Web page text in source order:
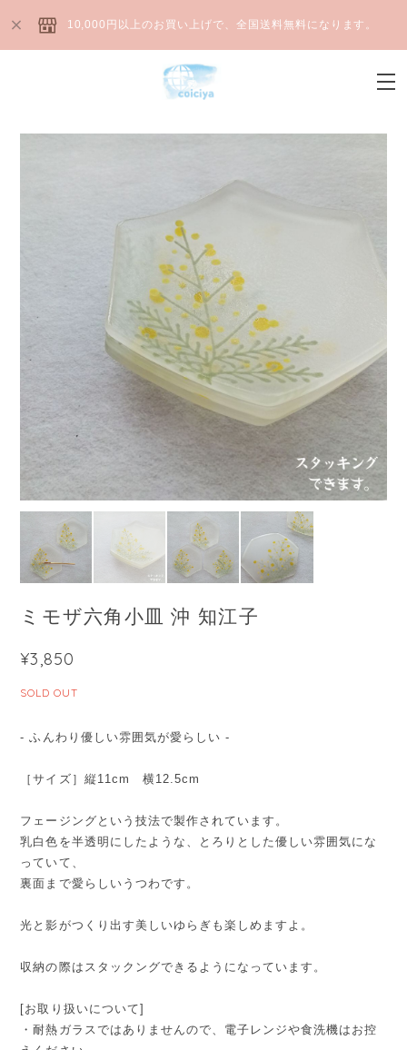
10,000円以上のお買い上げで、全国送料無料になります。
ミモザ六角小皿 沖 知江子
¥3,850
SOLD OUT
- ふんわり優しい雰囲気が愛らしい -
［サイズ］縦11cm 横12.5cm
フェージングという技法で製作されています。
乳白色を半透明にしたような、とろりとした優しい雰囲気にな
っていて、
裏面まで愛らしいうつわです。
光と影がつくり出す美しいゆらぎも楽しめますよ。
収納の際はスタックングできるようになっています。
[お取り扱いについて]
・耐熱ガラスではありませんので、電子レンジや食洗機はお控